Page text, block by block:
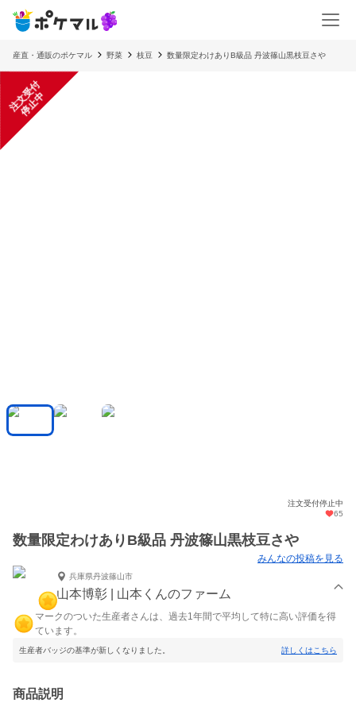
産直・通販のポケマル 野菜 枝豆 数量限定わけありB級品 丹波篠山黒枝豆さや
注
文
受
付
停
止
中
注文受付停止中
65
数量限定わけありB級品 丹波篠山黒枝豆さや
みんなの投稿を見る
兵庫県丹波篠山市
山本博彰 | 山本くんのファーム
マークのついた生産者さんは、過去1年間で平均して特に高い評価を得
ています。
生産者バッジの基準が新しくなりました。 詳しくはこちら
商品説明